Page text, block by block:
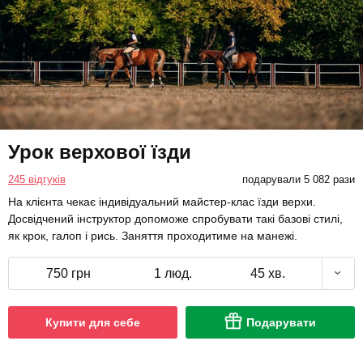
Урок верхової їзди
245 відгуків подарували 5 082 рази
На клієнта чекає індивідуальний майстер-клас їзди верхи.
Досвідчений інструктор допоможе спробувати такі базові стилі,
як крок, галоп і рись. Заняття проходитиме на манежі.
750 грн 1 люд. 45 хв.
Купити для себе Подарувати